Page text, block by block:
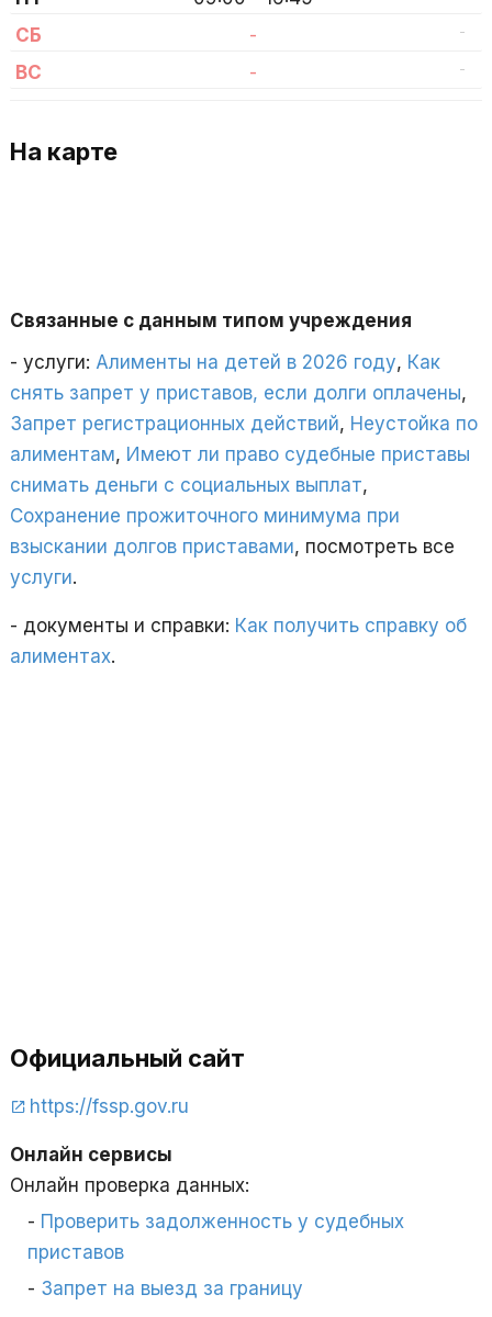
СБ - -
ВС - -
На карте
Связанные с данным типом учреждения
- услуги: Алименты на детей в 2026 году, Как
снять запрет у приставов, если долги оплачены,
Запрет регистрационных действий, Неустойка по
алиментам, Имеют ли право судебные приставы
снимать деньги с социальных выплат,
Сохранение прожиточного минимума при
взыскании долгов приставами, посмотреть все
услуги.
- документы и справки: Как получить справку об
алиментах.
Официальный сайт
https://fssp.gov.ru
Онлайн сервисы
Онлайн проверка данных:
Проверить задолженность у судебных
приставов
Запрет на выезд за границу